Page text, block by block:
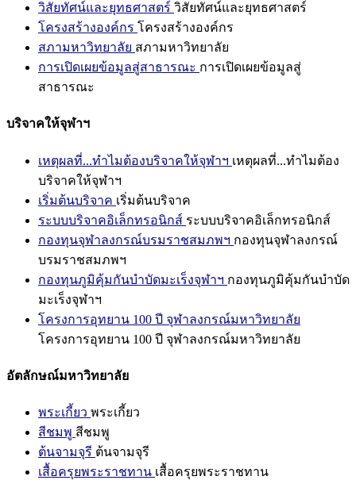
วิสัยทัศน์และยุทธศาสตร์ วิสัยทัศน์และยุทธศาสตร์
โครงสร้างองค์กร โครงสร้างองค์กร
สภามหาวิทยาลัย สภามหาวิทยาลัย
การเปิดเผยข้อมูลสู่สาธารณะ การเปิดเผยข้อมูลสู่
สาธารณะ
บริจาคให้จุฬาฯ
เหตุผลที่...ทำไมต้องบริจาคให้จุฬาฯ เหตุผลที่...ทำไมต้อง
บริจาคให้จุฬาฯ
เริ่มต้นบริจาค เริ่มต้นบริจาค
ระบบบริจาคอิเล็กทรอนิกส์ ระบบบริจาคอิเล็กทรอนิกส์
กองทุนจุฬาลงกรณ์บรมราชสมภพฯ กองทุนจุฬาลงกรณ์
บรมราชสมภพฯ
กองทุนภูมิคุ้มกันบำบัดมะเร็งจุฬาฯ กองทุนภูมิคุ้มกันบำบัด
มะเร็งจุฬาฯ
โครงการอุทยาน 100 ปี จุฬาลงกรณ์มหาวิทยาลัย
โครงการอุทยาน 100 ปี จุฬาลงกรณ์มหาวิทยาลัย
อัตลักษณ์มหาวิทยาลัย
พระเกี้ยว พระเกี้ยว
สีชมพู สีชมพู
ต้นจามจุรี ต้นจามจุรี
เสื้อครุยพระราชทาน เสื้อครุยพระราชทาน